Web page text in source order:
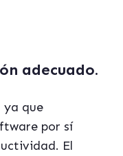
adecuado.
ya que
por sí
El